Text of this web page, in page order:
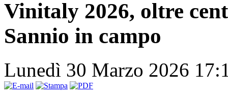
Vinitaly 2026, oltre
Sannio in campo
Lunedì 30 Marzo 2026